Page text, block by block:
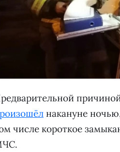
накануне
числе короткое